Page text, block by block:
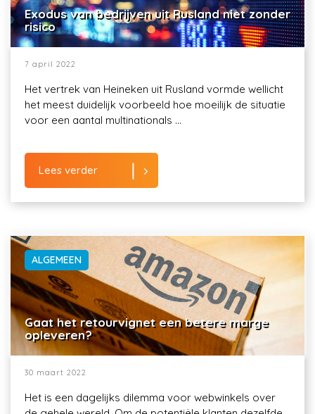
Exodus van bedrijven uit Rusland niet zonder
risico
7 april 2022
Het vertrek van Heineken uit Rusland vormde wellicht
het meest duidelijk voorbeeld hoe moeilijk de situatie
voor een aantal multinationals ...
Lees verder
ALGEMEEN
Gaat het retourvignet een betere marge
opleveren?
30 maart 2022
Het is een dagelijks dilemma voor webwinkels over